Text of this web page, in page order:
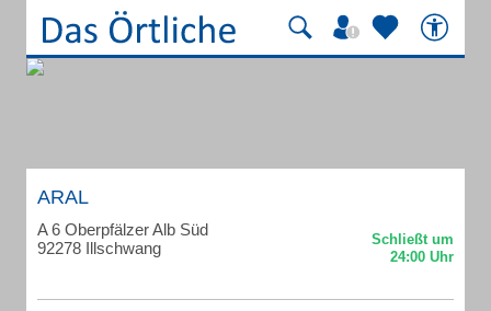
ARAL
A 6 Oberpfälzer Alb Süd
92278 Illschwang